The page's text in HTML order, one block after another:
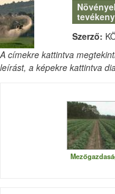
Szerző:
A címekre kattintva
leírást, a képekre kattintva